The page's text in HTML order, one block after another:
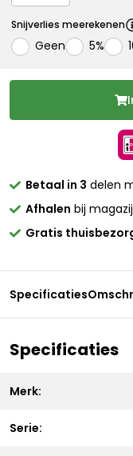
Snijverlies meerekenen
Geen 5%
Betaal in 3 delen
Afhalen bij
Gratis
Specificaties
Specificaties
Merk:
Serie: